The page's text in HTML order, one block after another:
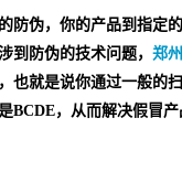
防伪，你的产品到指定
到防伪的技术问题， 郑
也就是说你通过一般的
BCDE，从而解决假冒